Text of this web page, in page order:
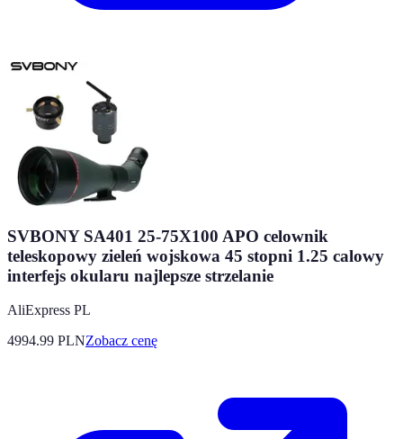
SVBONY SA401 25-75X100 APO celownik
teleskopowy zieleń wojskowa 45 stopni 1.25 calowy
interfejs okularu najlepsze strzelanie
AliExpress PL
4994.99 PLNZobacz cenę